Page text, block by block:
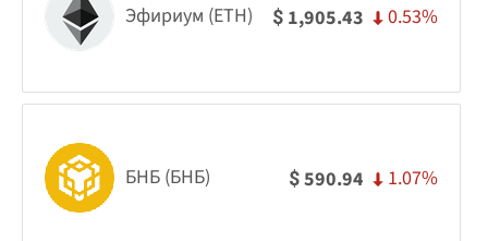
Эфириум (ETH) $ 1,905.43 0.53%
БНБ (БНБ) $590.94 1.07%